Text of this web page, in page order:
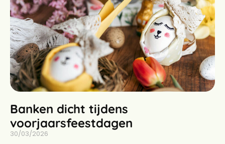
Banken dicht tijdens
voorjaarsfeestdagen
30/03/2026